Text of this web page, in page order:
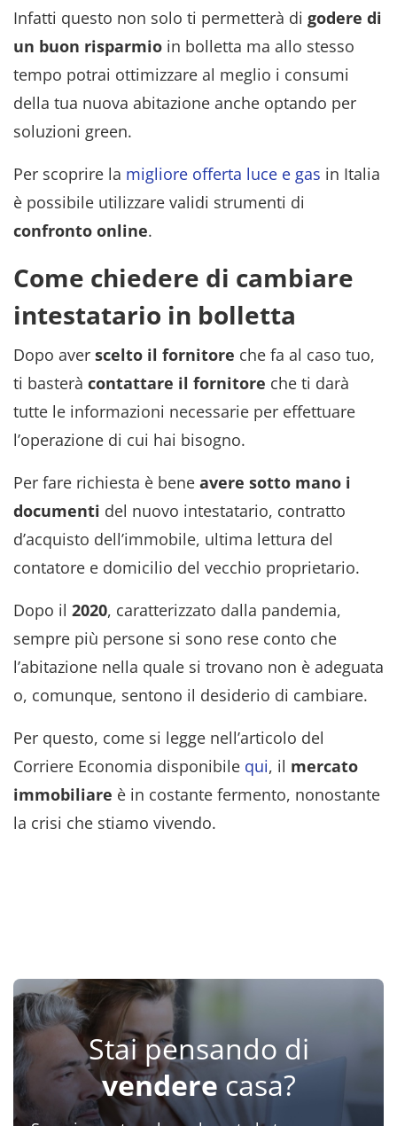
Infatti questo non solo ti permetterà di godere di
un buon risparmio in bolletta ma allo stesso
tempo potrai ottimizzare al meglio i consumi
della tua nuova abitazione anche optando per
soluzioni green.
Per scoprire la migliore offerta luce e gas in Italia
è possibile utilizzare validi strumenti di
confronto online.
Come chiedere di cambiare
intestatario in bolletta
Dopo aver scelto il fornitore che fa al caso tuo,
ti basterà contattare il fornitore che ti darà
tutte le informazioni necessarie per effettuare
l’operazione di cui hai bisogno.
Per fare richiesta è bene avere sotto mano i
documenti del nuovo intestatario, contratto
d’acquisto dell’immobile, ultima lettura del
contatore e domicilio del vecchio proprietario.
Dopo il 2020, caratterizzato dalla pandemia,
sempre più persone si sono rese conto che
l’abitazione nella quale si trovano non è adeguata
o, comunque, sentono il desiderio di cambiare.
Per questo, come si legge nell’articolo del
Corriere Economia disponibile qui, il mercato
immobiliare è in costante fermento, nonostante
la crisi che stiamo vivendo.
Stai pensando di
vendere casa?